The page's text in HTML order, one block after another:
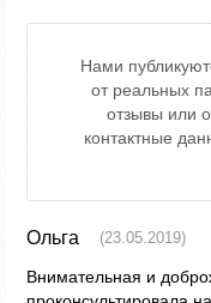
Нами
от реальных
отзывы или
контактные
Ольга (23.05.2019)
Внимательная и